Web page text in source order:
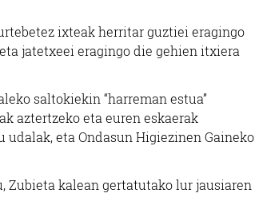
ixteak herritar guztiei eragingo
jatetxeei eragingo die gehien itxiera
saltokiekin “harreman estua”
aztertzeko eta euren eskaerak
udalak, eta Ondasun Higiezinen Gaineko
Zubieta kalean gertatutako lur jausiaren